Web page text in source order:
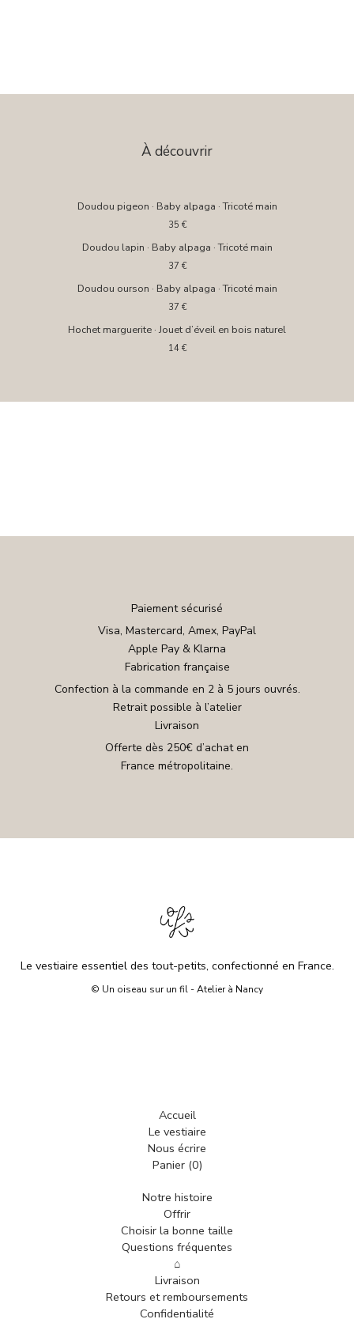
À découvrir
Doudou pigeon · Baby alpaga · Tricoté main
35 €
Doudou lapin · Baby alpaga · Tricoté main
37 €
Doudou ourson · Baby alpaga · Tricoté main
37 €
Hochet marguerite · Jouet d’éveil en bois naturel
14 €
Paiement sécurisé
Visa, Mastercard, Amex, PayPal
Apple Pay & Klarna
Fabrication française
Confection à la commande en 2 à 5 jours ouvrés.
Retrait possible à l’atelier
Livraison
Offerte dès 250€ d’achat en
France métropolitaine.
Le vestiaire essentiel des tout-petits, confectionné en France.
© Un oiseau sur un fil - Atelier à Nancy
Accueil
Le vestiaire
Nous écrire
Panier (0)
Notre histoire
Offrir
Choisir la bonne taille
Questions fréquentes
⌂
Livraison
Retours et remboursements
Confidentialité